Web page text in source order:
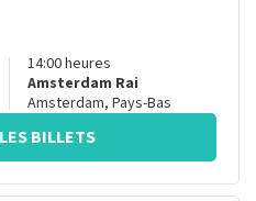
14:00heures
Amsterdam Rai
Amsterdam, Pays-Bas
BILLETS